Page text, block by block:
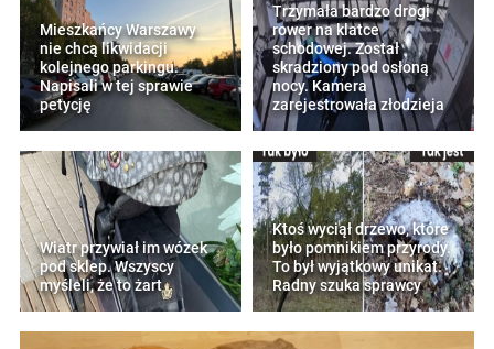
Mieszkańcy Warszawy
nie chcą likwidacji
kolejnego parkingu.
Napisali w tej sprawie
petycję
Trzymała bardzo drogi
rower na klatce
schodowej. Został
skradziony pod osłoną
nocy. Kamera
zarejestrowała złodzieja
Wiatr przywiał im wózek
pod sklep. Wszyscy
myśleli, że to żart
Ktoś wyciął drzewo, które
było pomnikiem przyrody.
To był wyjątkowy unikat.
Radny szuka sprawcy